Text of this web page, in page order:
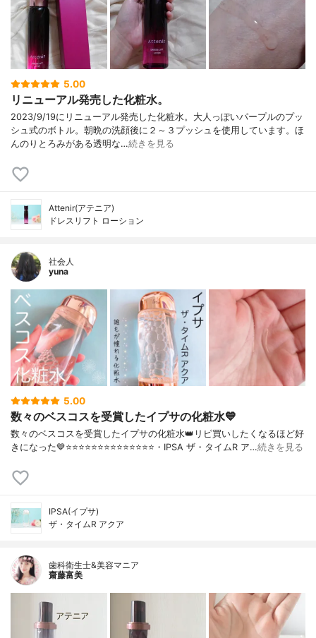
5.00
リニューアル発売した化粧水。
2023/9/19にリニューアル発売した化粧水。大人っぽいパープルのプッ
シュ式のボトル。朝晩の洗顔後に２～３プッシュを使用しています。ほ
んのりとろみがある透明な…続きを見る
Attenir(アテニア)
ドレスリフト ローション
社会人
yuna
5.00
数々のベスコスを受賞したイプサの化粧水💙
数々のベスコスを受賞したイプサの化粧水👑リピ買いしたくなるほど好
きになった💙⭐️⭐️⭐️⭐️⭐️⭐️⭐️⭐️⭐️⭐️⭐️⭐️⭐️⭐️・IPSA ザ・タイムR ア…続きを見る
IPSA(イプサ)
ザ・タイムR アクア
歯科衛生士&美容マニア
齋藤富美